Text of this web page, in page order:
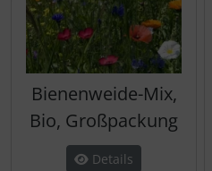
Bienenweide-Mix,
Bio, Großpackung
Details